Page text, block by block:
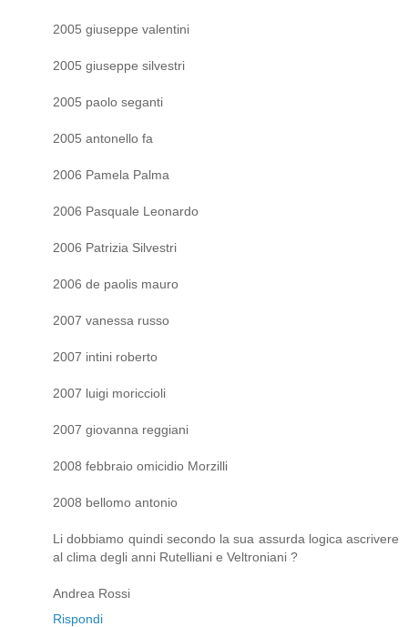
2005 giuseppe valentini
2005 giuseppe silvestri
2005 paolo seganti
2005 antonello fa
2006 Pamela Palma
2006 Pasquale Leonardo
2006 Patrizia Silvestri
2006 de paolis mauro
2007 vanessa russo
2007 intini roberto
2007 luigi moriccioli
2007 giovanna reggiani
2008 febbraio omicidio Morzilli
2008 bellomo antonio
Li dobbiamo quindi secondo la sua assurda logica ascrivere
al clima degli anni Rutelliani e Veltroniani ?
Andrea Rossi
Rispondi